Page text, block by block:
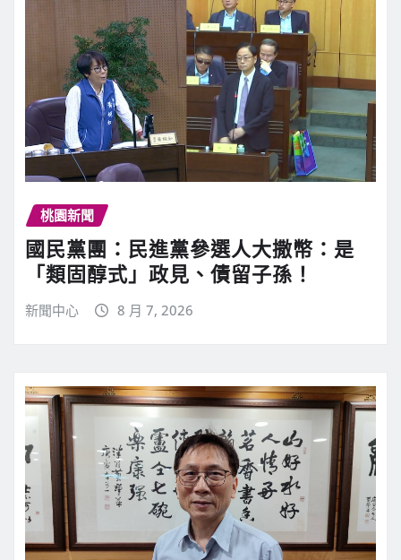
桃園新聞
國民黨團：民進黨參選人大撒幣：是
「類固醇式」政見、債留子孫！
新聞中心 8 月 7, 2026